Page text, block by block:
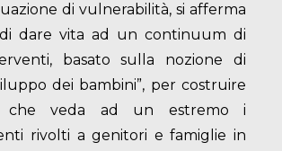
di vulnerabilità, si afferma
di dare vita ad un continuum di
basato sulla nozione di
dei bambini”, per costruire
che veda ad un estremo i
rivolti a genitori e famiglie in